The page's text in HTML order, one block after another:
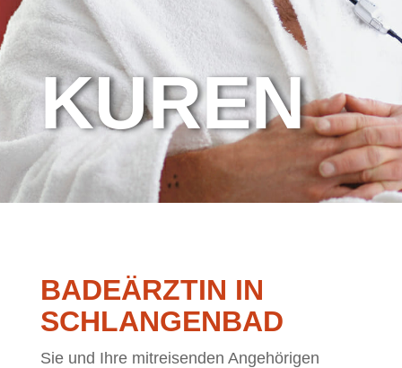
KU­REN
BA­DE­ÄRZ­TIN IN
SCHLANGENBAD
Sie und Ihre mit­rei­sen­den An­ge­hö­ri­gen